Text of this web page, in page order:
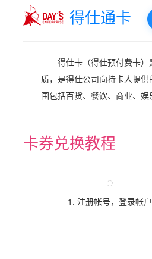
得仕通卡
得仕卡（得仕预付费卡
质，是得仕公司向持卡人提
围包括百货、餐饮、商业、
卡券兑换教程
1. 注册帐号，登录帐户